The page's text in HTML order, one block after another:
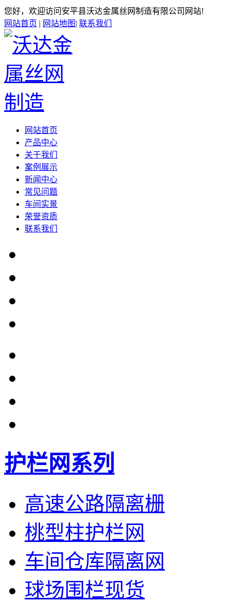
您好，欢迎访问安平县沃达金属丝网制造有限公司网站!
网站首页 | 网站地图 | 联系我们
网站首页
产品中心
关于我们
案例展示
新闻中心
常见问题
车间实景
荣誉资质
联系我们
护栏网系列
高速公路隔离栅
桃型柱护栏网
车间仓库隔离网
球场围栏现货